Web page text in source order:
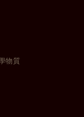
物質